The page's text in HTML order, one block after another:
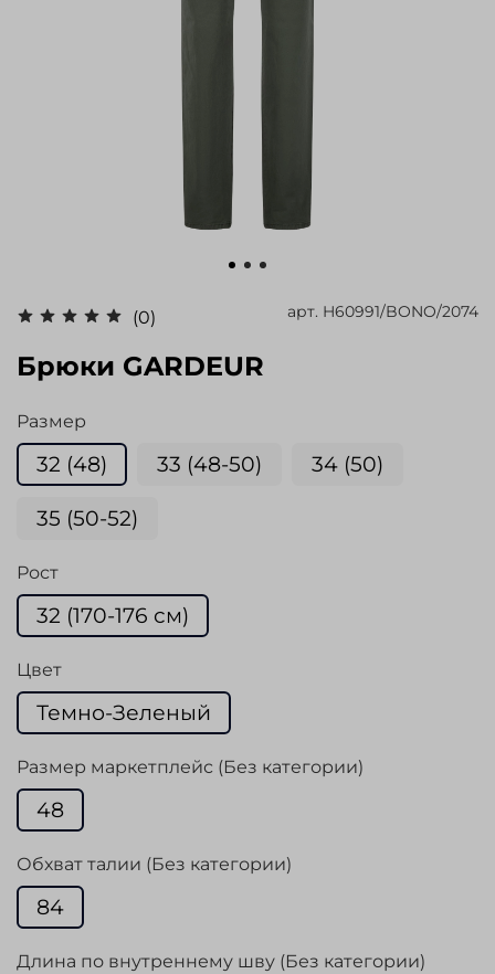
(0) арт. H60991/BONO/2074
Брюки GARDEUR
Размер
32 (48) 33 (48-50) 34 (50)
35 (50-52)
Рост
32 (170-176 cм)
Цвет
Темно-Зеленый
Размер маркетплейс (Без категории)
48
Обхват талии (Без категории)
84
Длина по внутреннему шву (Без категории)